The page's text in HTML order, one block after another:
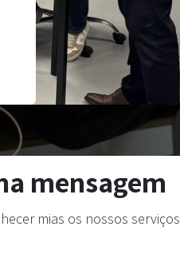
mensagem
mias os nossos serviços